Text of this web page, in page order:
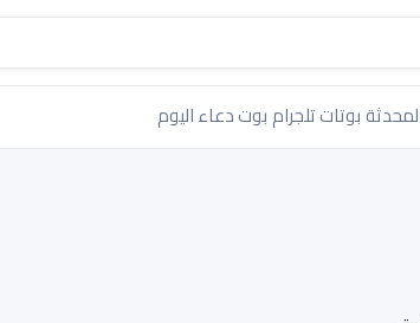
بوتات تلجرام بوت دعاء اليوم